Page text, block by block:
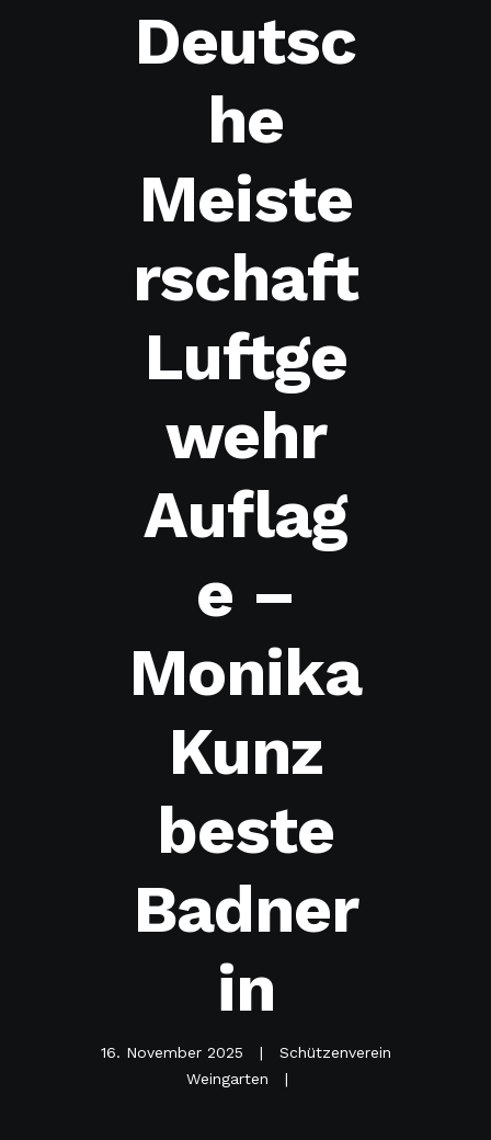
Deutsc
he
Meiste
rschaft
Luftge
wehr
Auflag
e –
Monika
Kunz
beste
Badner
in
16. November 2025
Schützenverein
Weingarten